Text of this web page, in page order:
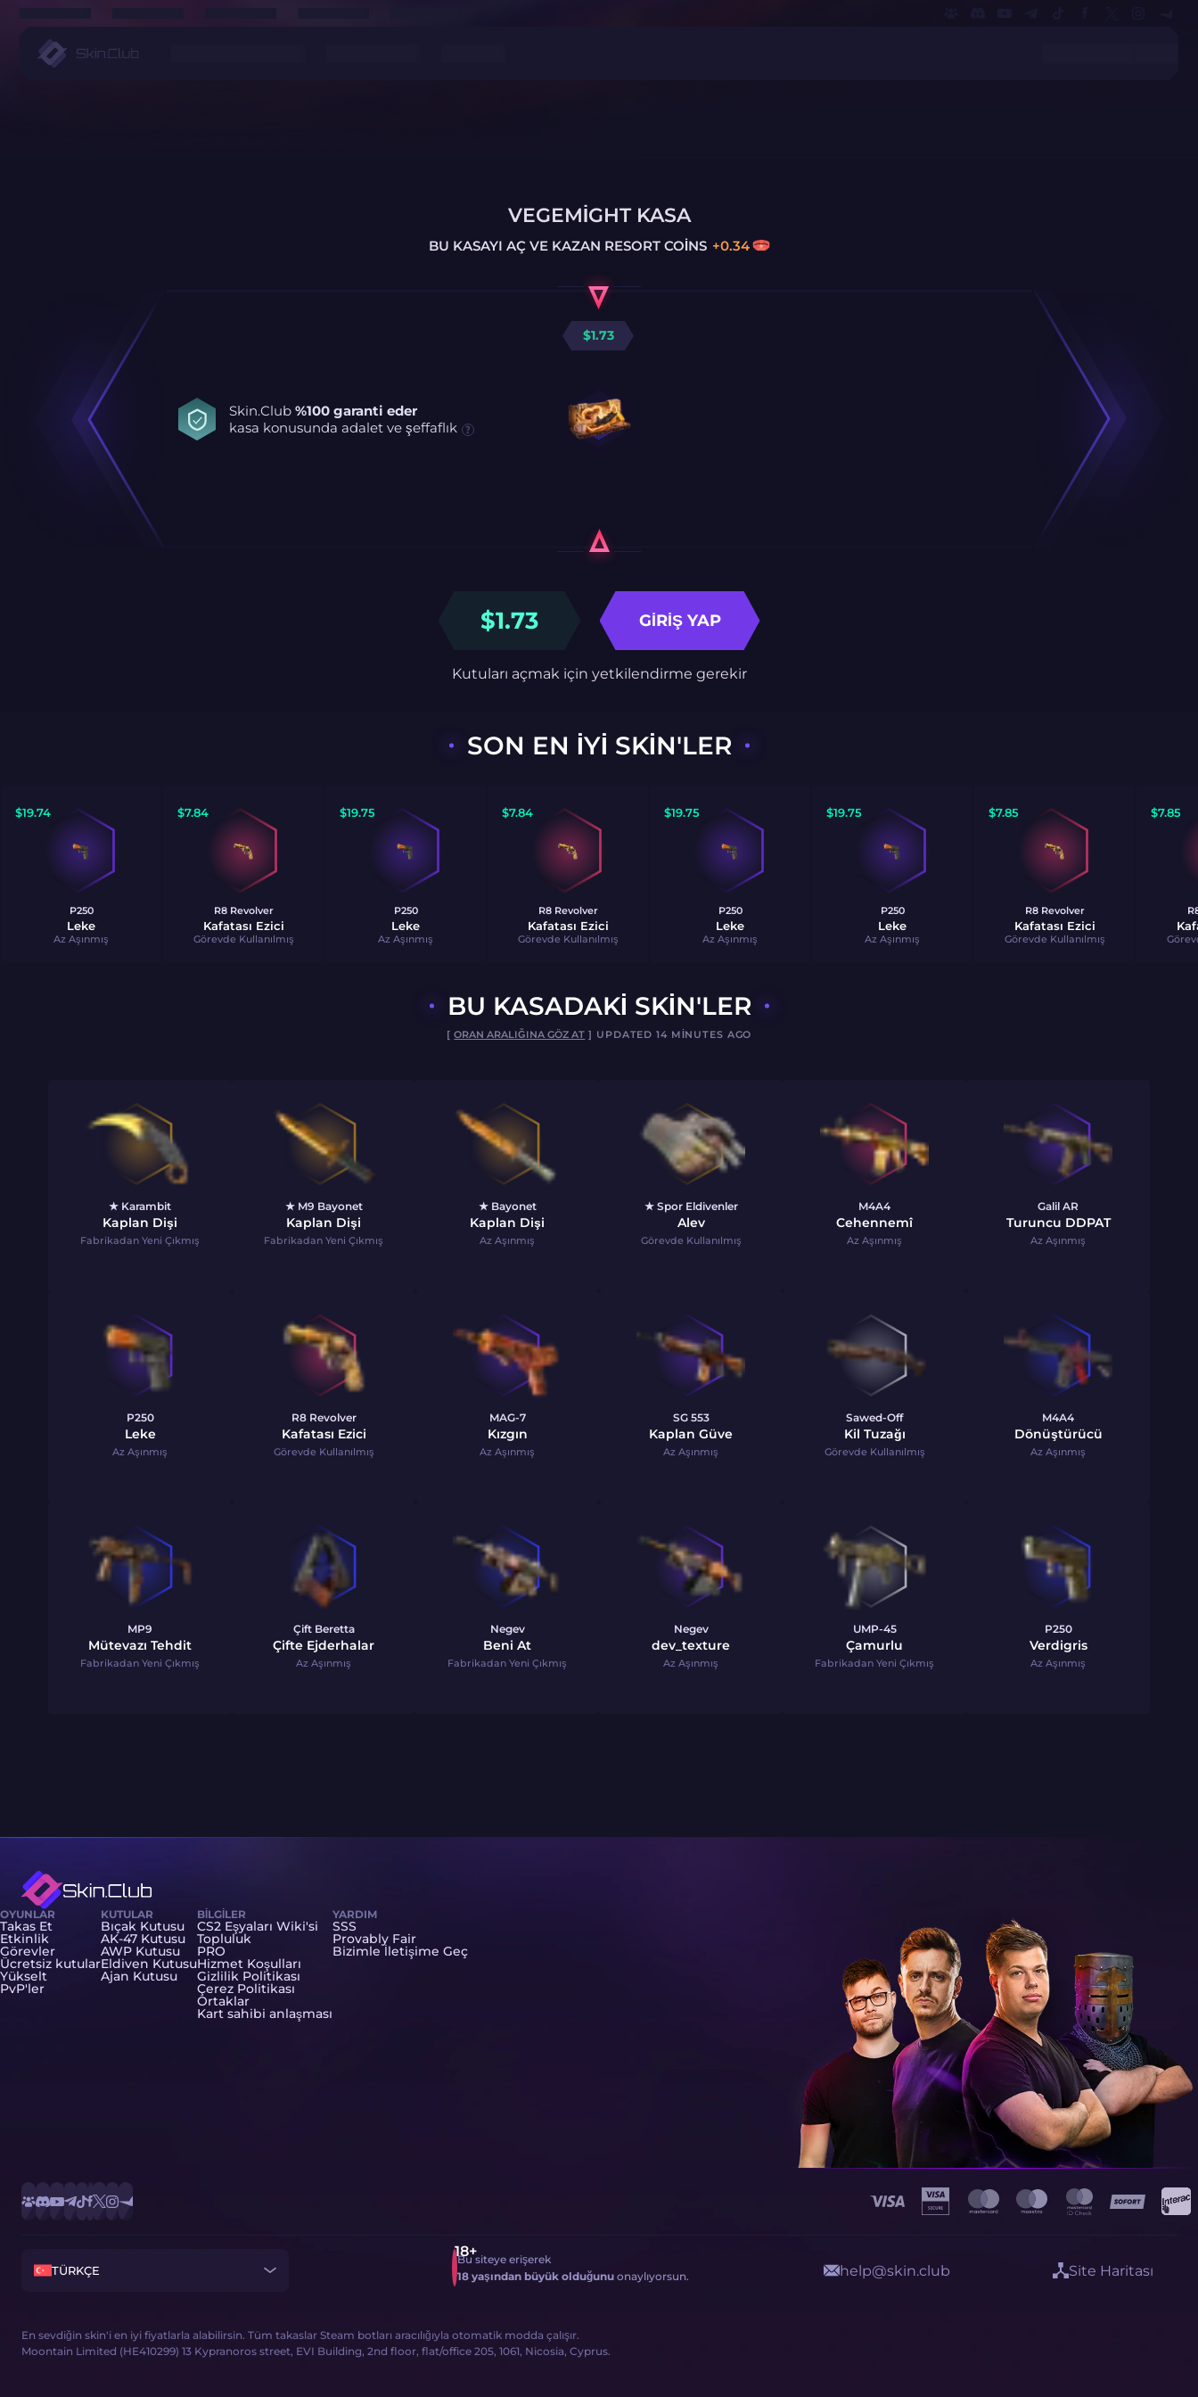
VEGEMIGHT KASA
BU KASAYI AÇ VE KAZAN RESORT COINS +0.34
Skin.Club %100 garanti eder
kasa konusunda adalet ve şeffaflık
$1.73
$1.73 GIRIŞ YAP
Kutuları açmak için yetkilendirme gerekir
SON EN IYI SKIN'LER
$19.74
P250
Leke
Az Aşınmış
$7.84
R8 Revolver
Kafatası Ezici
Görevde Kullanılmış
$19.75
P250
Leke
Az Aşınmış
$7.84
R8 Revolver
Kafatası Ezici
Görevde Kullanılmış
$19.75
P250
Leke
Az Aşınmış
$19.75
P250
Leke
Az Aşınmış
$7.85
R8 Revolver
Kafatası Ezici
Görevde Kullanılmış
$7.85
BU KASADAKI SKIN'LER
[ORAN ARALIĞINA GÖZ AT ] UPDATED 14 MINUTES AGO
★ Karambit
Kaplan Dişi
Fabrikadan Yeni Çıkmış
★ M9 Bayonet
Kaplan Dişi
Fabrikadan Yeni Çıkmış
★ Bayonet
Kaplan Dişi
Az Aşınmış
★ Spor Eldivenler
Alev
Görevde Kullanılmış
M4A4
Cehennemî
Az Aşınmış
Galil AR
Turuncu DDPAT
Az Aşınmış
P250
Leke
Az Aşınmış
R8 Revolver
Kafatası Ezici
Görevde Kullanılmış
MAG-7
Kızgın
Az Aşınmış
SG 553
Kaplan Güve
Az Aşınmış
Sawed-Off
Kil Tuzağı
Görevde Kullanılmış
M4A4
Dönüştürücü
Az Aşınmış
MP9
Mütevazı Tehdit
Fabrikadan Yeni Çıkmış
Çift Beretta
Çifte Ejderhalar
Az Aşınmış
Negev
Beni At
Fabrikadan Yeni Çıkmış
Negev
dev_texture
Az Aşınmış
UMP-45
Çamurlu
Fabrikadan Yeni Çıkmış
P250
Verdigris
Az Aşınmış
En sevdiğin skin'i en iyi fiyatlarla alabilirsin. Tüm takaslar Steam botları aracılığıyla otomatik modda çalışır.
Moontain Limited (HE410299) 13 Kypranoros street, EVI Building, 2nd floor, flat/office 205, 1061, Nicosia, Cyprus.
TÜRKÇE
OYUNLAR
Takas Et
Etkinlik
Görevler
Ücretsiz kutular
Yükselt
PvP'ler
KUTULAR
Bıçak Kutusu
AK-47 Kutusu
AWP Kutusu
Eldiven Kutusu
Ajan Kutusu
BILGILER
CS2 Eşyaları Wiki'si
Topluluk
PRO
Hizmet Koşulları
Gizlilik Politikası
Çerez Politikası
Ortaklar
Kart sahibi anlaşması
YARDIM
SSS
Provably Fair
Bizimle İletişime Geç
Bu siteye erişerek
18 yaşından büyük olduğunuonaylıyorsun. help@skin.club Site Haritası